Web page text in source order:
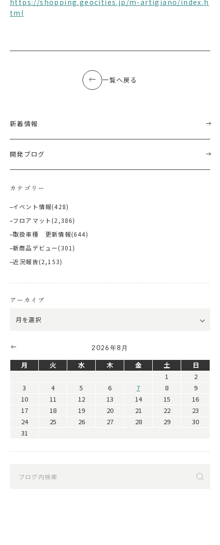
tml
一覧へ戻る
新着情報
開発ブログ
カテゴリー
イベント情報(428)
フロアマット (2,386)
取扱車種 更新情報(644)
新商品デビュー(301)
近況報告(2,153)
アーカイブ
2026年8月
月 火 水 木 金 土
日
1
2
3
4 5 6 7 8
9
10
11 12 13 14 15
16
17
18 19 20 21 22
23
24
25 26 27 28 29
30
31